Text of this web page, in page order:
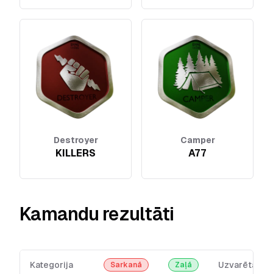
Destroyer
KILLERS
Camper
A77
Kamandu rezultāti
Kategorija Sarkanā Zaļā Uzvarētājs